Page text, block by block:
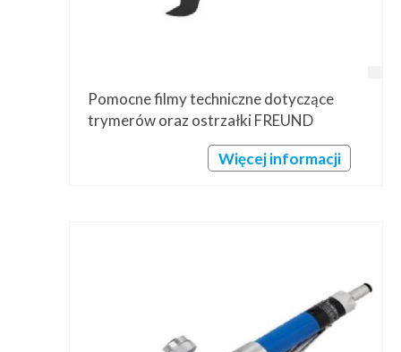
Pomocne filmy techniczne dotyczące
trymerów oraz ostrzałki FREUND
Więcej informacji